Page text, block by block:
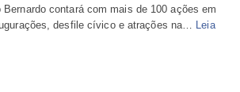
contará com mais de 100 ações em
desfile cívico e atrações na…
Leia